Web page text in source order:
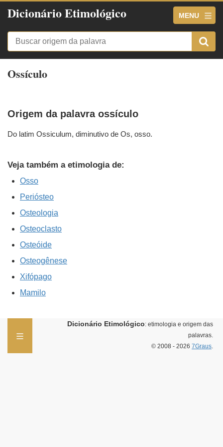
Dicionário Etimológico MENU
Ossículo
Origem da palavra ossículo
Do latim Ossiculum, diminutivo de Os, osso.
Veja também a etimologia de:
Osso
Periósteo
Osteologia
Osteoclasto
Osteóide
Osteogênese
Xifópago
Mamilo
Dicionário Etimológico: etimologia e origem das
palavras.
© 2008 - 2026 7Graus.